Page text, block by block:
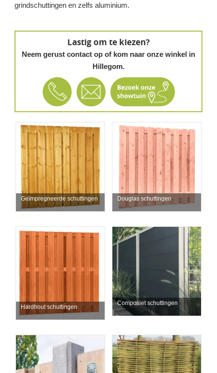
grindschuttingen en zelfs aluminium.
Lastig om te kiezen?
Neem gerust contact op of kom naar onze winkel in
Hillegom.
Geïmpregneerde schuttingen Douglas schuttingen
Hardhout schuttingen
Composiet schuttingen